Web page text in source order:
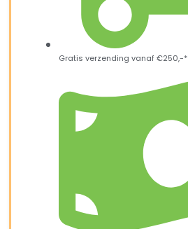
Gratis verzending vanaf €250,-*